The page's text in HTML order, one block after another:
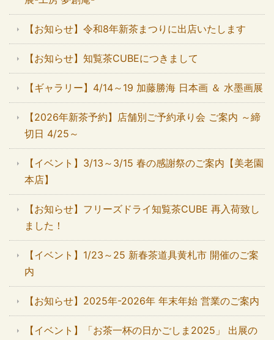
【お知らせ】令和8年新茶まつりに出店いたします
【お知らせ】知覧茶CUBEにつきまして
【ギャラリー】4/14～19 加藤勝海 日本画 ＆ 水墨画展
【2026年新茶予約】店舗別ご予約承り会 ご案内 ～締
切日 4/25～
【イベント】3/13～3/15 春の感謝祭のご案内【美老園
本店】
【お知らせ】フリーズドライ知覧茶CUBE 再入荷致し
ました！
【イベント】1/23～25 新春茶道具黄札市 開催のご案
内
【お知らせ】2025年-2026年 年末年始 営業のご案内
【イベント】「お茶一杯の日かごしま2025」 出展の